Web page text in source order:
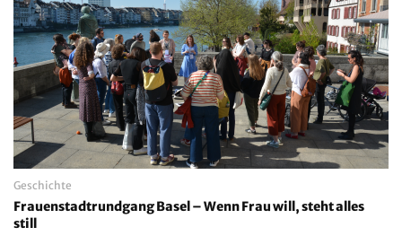
Geschichte
Frauenstadtrundgang Basel – Wenn Frau will, steht alles
still